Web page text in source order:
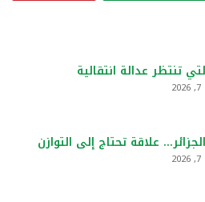
ن
تنتظر عدالة انتقالية
علاقة تحتاج إلى التوازن